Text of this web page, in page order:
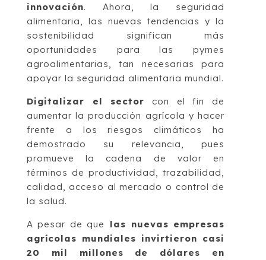
innovación. Ahora, la seguridad
alimentaria, las nuevas tendencias y la
sostenibilidad significan más
oportunidades para las pymes
agroalimentarias, tan necesarias para
apoyar la seguridad alimentaria mundial.
Digitalizar el sector con el fin de
aumentar la producción agrícola y hacer
frente a los riesgos climáticos ha
demostrado su relevancia, pues
promueve la cadena de valor en
términos de productividad, trazabilidad,
calidad, acceso al mercado o control de
la salud.
A pesar de que
las nuevas empresas
agrícolas mundiales invirtieron casi
20 mil millones de dólares en